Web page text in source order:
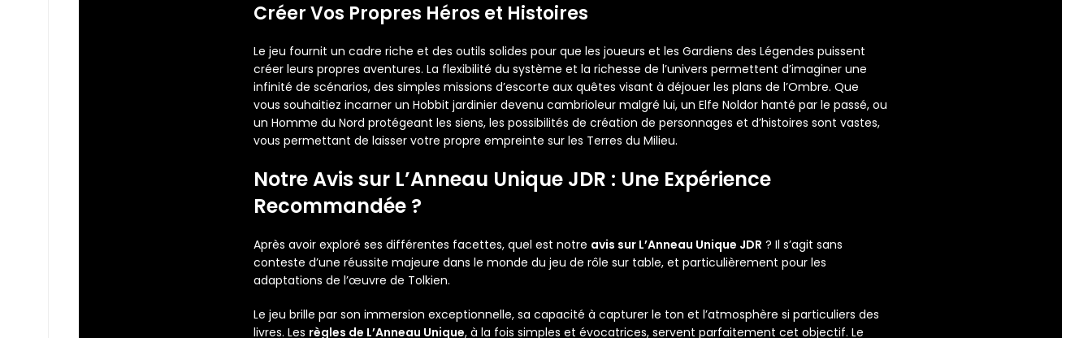
Créer Vos Propres Héros et Histoires
Le jeu fournit un cadre riche et des outils solides pour que les joueurs et les Gardiens des Légendes puissent
créer leurs propres aventures. La flexibilité du système et la richesse de l’univers permettent d’imaginer une
infinité de scénarios, des simples missions d’escorte aux quêtes visant à déjouer les plans de l’Ombre. Que
vous souhaitiez incarner un Hobbit jardinier devenu cambrioleur malgré lui, un Elfe Noldor hanté par le passé, ou
un Homme du Nord protégeant les siens, les possibilités de création de personnages et d’histoires sont vastes,
vous permettant de laisser votre propre empreinte sur les Terres du Milieu.
Notre Avis sur L’Anneau Unique JDR : Une Expérience
Recommandée ?
Après avoir exploré ses différentes facettes, quel est notre avis sur L’Anneau Unique JDR ? Il s’agit sans
conteste d’une réussite majeure dans le monde du jeu de rôle sur table, et particulièrement pour les
adaptations de l’œuvre de Tolkien.
Le jeu brille par son immersion exceptionnelle, sa capacité à capturer le ton et l’atmosphère si particuliers des
livres. Les règles de L’Anneau Unique, à la fois simples et évocatrices, servent parfaitement cet objectif. Le